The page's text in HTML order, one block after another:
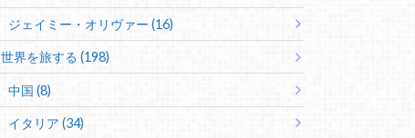
ジェイミー・オリヴァー (16)
世界を旅する (198)
中国 (8)
イタリア (34)